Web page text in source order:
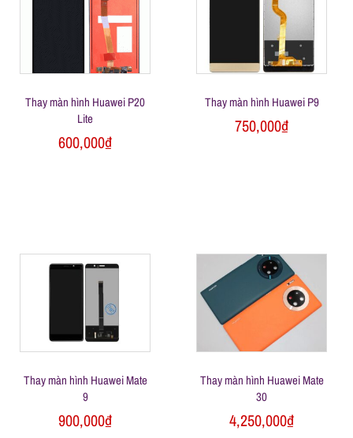
Thay màn hình Huawei P20
Lite
600,000₫
Thay màn hình Huawei P9
750,000₫
Thay màn hình Huawei Mate
9
900,000₫
Thay màn hình Huawei Mate
30
4,250,000₫